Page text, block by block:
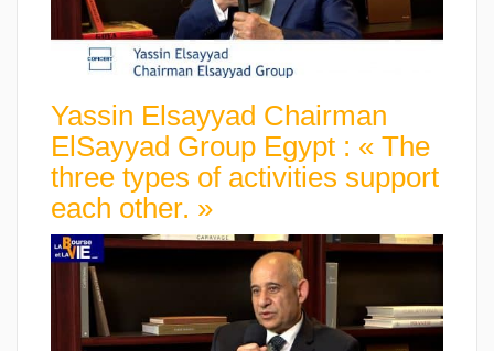
Yassin Elsayyad Chairman
ElSayyad Group Egypt : « The
three types of activities support
each other. »